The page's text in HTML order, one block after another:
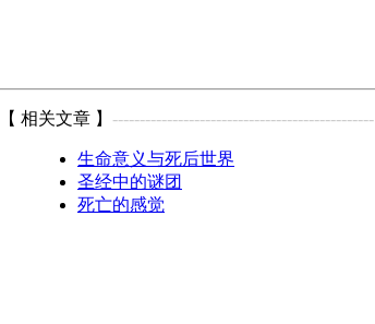
【 相关文章 】 ------------------------------------------------
生命意义与死后世界
圣经中的谜团
死亡的感觉